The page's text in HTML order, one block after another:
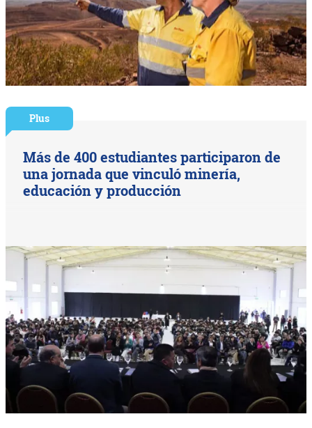
Plus
Más de 400 estudiantes participaron de
una jornada que vinculó minería,
educación y producción